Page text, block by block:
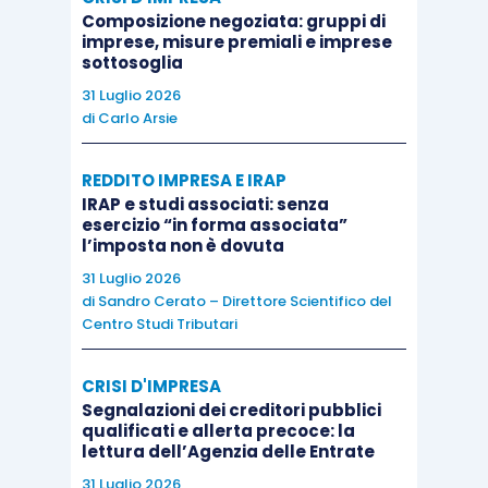
quantitativostandard.
Al di là delledifficoltà operative
sistema comunitario, dove l’accesso al regime
derogatorio non è mai legato alle quantità dei
prodotti ma alla natura intrinseca dei beni
riprova di ciò, non si rinvengono, ad esempio,
limiti quantitativi per considerare l’uva quale bene
rientrante nella prima parte della Tabella A,
semmai il discrimine viene fatto rispetto alla sua
successiva lavorazione.
Si consideri, poi, che nel
Composizione negoziata: gruppi di
imprese, misure premiali e imprese
sottosoglia
31 Luglio 2026
di Carlo Arsie
REDDITO IMPRESA E IRAP
IRAP e studi associati: senza
esercizio “in forma associata”
l’imposta non è dovuta
31 Luglio 2026
di Sandro Cerato – Direttore Scientifico del
Centro Studi Tributari
CRISI D'IMPRESA
Segnalazioni dei creditori pubblici
qualificati e allerta precoce: la
lettura dell’Agenzia delle Entrate